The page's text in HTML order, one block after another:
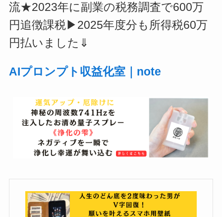
流★2023年に副業の税務調査で600万
円追徴課税▶2025年度分も所得税60万
円払いました⇓
AIプロンプト収益化室｜note